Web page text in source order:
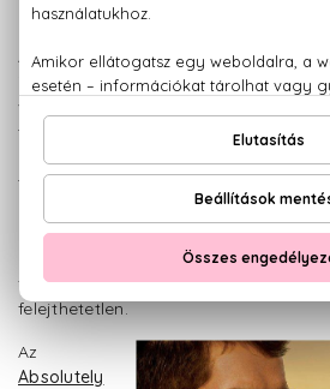
gyönyörű Bar Rafaeli szupermodellt
A 2008-ban megjelent Ocean
illata már-már sziruposnak is
vidám, nyári napok tökéletes
tengerparti hangulatot a Sunset
magában hordozza. A Sunset Heat
trópusi gyümölcsök illatát
hibiszkusz könnyedségével. A
készült parfümje sem különbözik
papaját a csillaggyümölcs, azaz a
férfi Sunset Heat gyümölcsös,
felejthetetlen.
Az
Absolutely